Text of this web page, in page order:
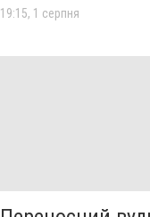
19:15, 1 серпня